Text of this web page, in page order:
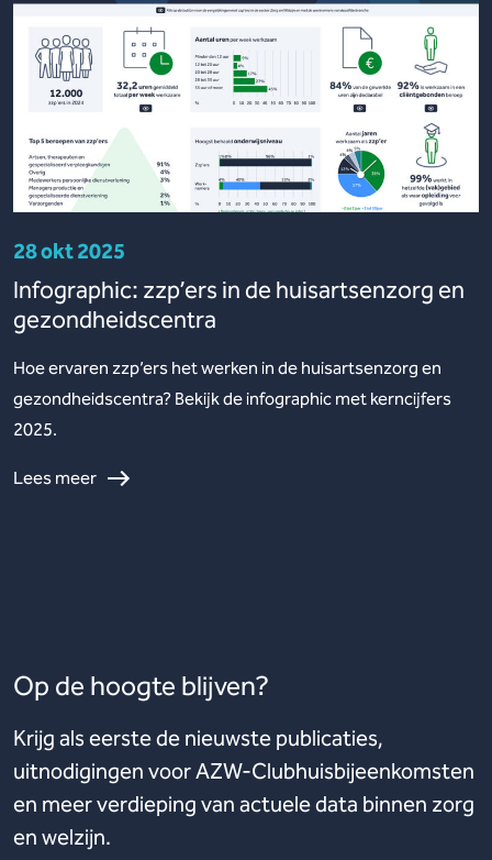
28 okt 2025
Infographic: zzp’ers in de huisartsenzorg en
gezondheidscentra
Hoe ervaren zzp’ers het werken in de huisartsenzorg en
gezondheidscentra? Bekijk de infographic met kerncijfers
2025.
Lees meer
Op de hoogte blijven?
Krijg als eerste de nieuwste publicaties,
uitnodigingen voor AZW-Clubhuisbijeenkomsten
en meer verdieping van actuele data binnen zorg
en welzijn.